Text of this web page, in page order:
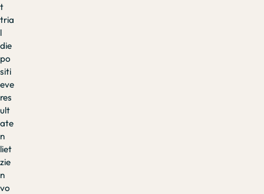
t
tria
l
die
po
siti
eve
res
ult
ate
n
liet
zie
n
vo